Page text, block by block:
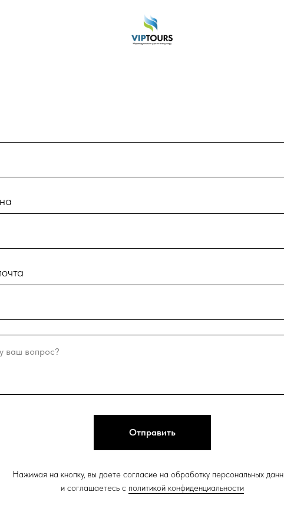
Отправить
Нажимая на кнопку, вы даете согласие на обработку персональных
и соглашаетесь c политикой конфиденциальности